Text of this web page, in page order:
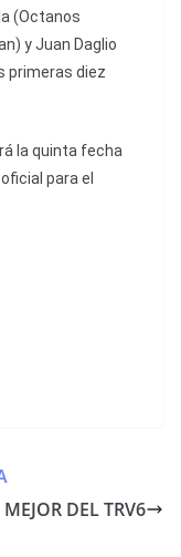
(Octanos
y Juan Daglio
primeras diez
la quinta fecha
para el
DEL TRV6